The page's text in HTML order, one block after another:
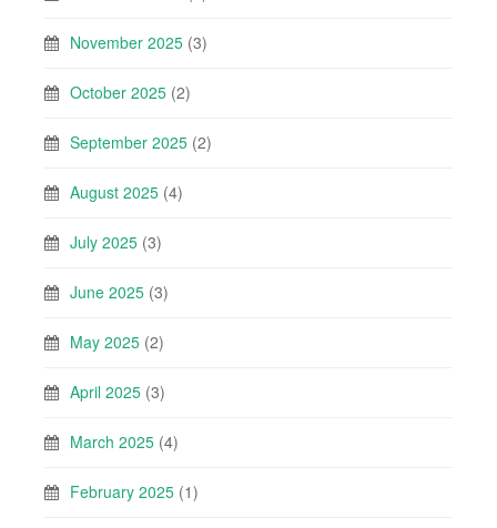
November 2025 (3)
October 2025 (2)
September 2025 (2)
August 2025 (4)
July 2025 (3)
June 2025 (3)
May 2025 (2)
April 2025 (3)
March 2025 (4)
February 2025 (1)